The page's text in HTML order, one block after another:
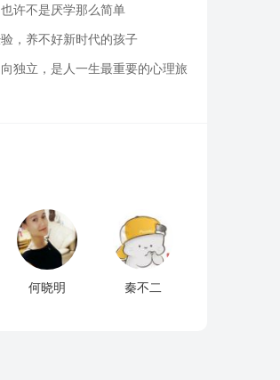
许不是厌学那么简单
，养不好新时代的孩子
独立，是人一生最重要的心理旅
何晓明 秦不二